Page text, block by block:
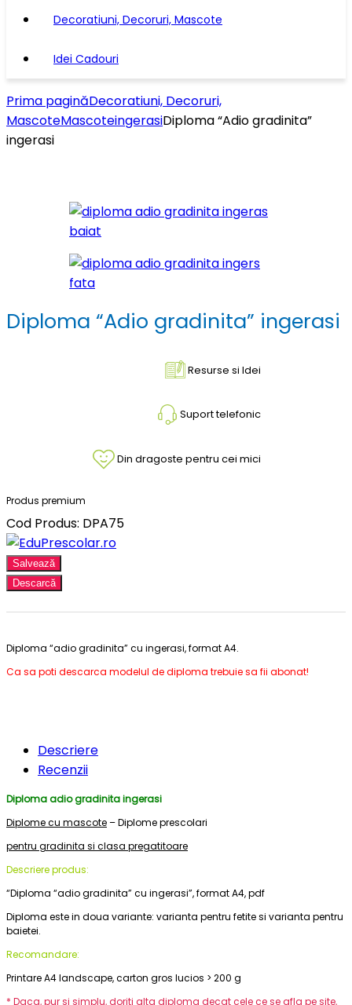
Decoratiuni, Decoruri, Mascote
Idei Cadouri
Prima paginăDecoratiuni, Decoruri,
MascoteMascoteingerasiDiploma “Adio gradinita”
ingerasi
Diploma “Adio gradinita” ingerasi
Resurse si Idei
Suport telefonic
Din dragoste pentru cei mici
Produs premium
Cod Produs: DPA75
Salvează
Descarcă
Diploma “adio gradinita” cu ingerasi, format A4.
Ca sa poti descarca modelul de diploma trebuie sa fii abonat!
Descriere
Recenzii
Diploma adio gradinita ingerasi
Diplome cu mascote– Diplome prescolari
pentru gradinita si clasa pregatitoare
Descriere produs:
“Diploma “adio gradinita” cu ingerasi”, format A4, pdf
Diploma este in doua variante: varianta pentru fetite si varianta pentru
baietei.
Recomandare:
Printare A4 landscape, carton gros lucios > 200 g
* Daca, pur si simplu, doriti alta diploma decat cele ce se afla pe site,